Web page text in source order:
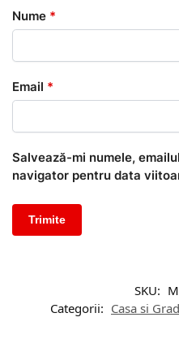
Nume *
Email *
Salvează-mi numele,
navigator pentru data
SKU:
Categorii: Casa si